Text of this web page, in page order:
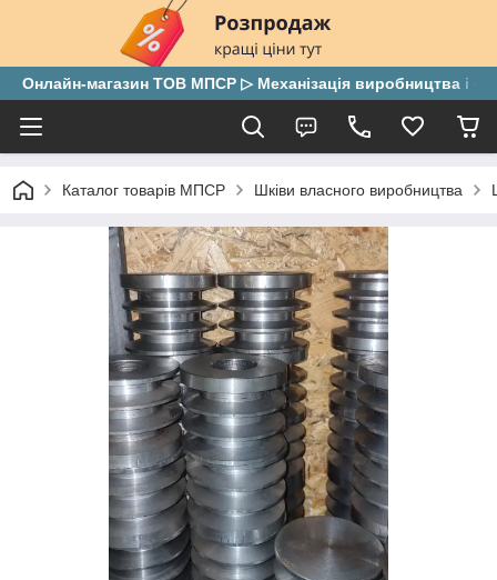
Онлайн-магазин ТОВ МПСР ▷ Механізація виробництва і
Каталог товарів МПСР Шківи власного виробництва